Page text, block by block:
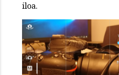
iloa.